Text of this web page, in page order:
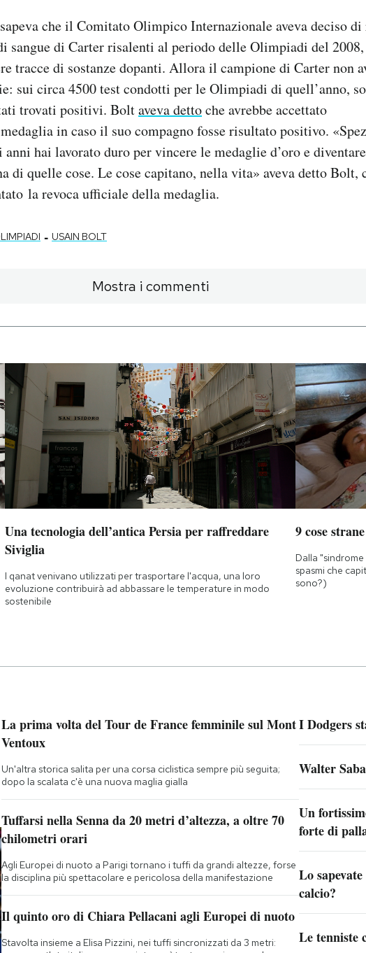
che il Comitato Olimpico Internazionale aveva deciso
sangue di Carter risalenti al periodo delle Olimpiadi del 2008,
tracce di sostanze dopanti. Allora il campione di Carter non
sui circa 4500 test condotti per le Olimpiadi di quell’anno,
trovati positivi. Boltaveva dettoche avrebbe accettato
in caso il suo compagno fosse risultato positivo.
anni hai lavorato duro per vincere le medaglie d’oro e
di quelle cose. Le cose capitano, nella vita» aveva detto Bolt,
la revoca ufficiale della medaglia.
- USAIN BOLT
Mostra i commenti
Una tecnologia dell’antica Persia per raffreddare
Siviglia
I qanat venivano utilizzati per trasportare l'acqua, una loro
evoluzione contribuirà ad abbassare le temperature in modo
sostenibile
9 cose
Dalla
spasmi che
sono?)
La prima volta del Tour de France femminile sul Mont
Ventoux
Un'altra storica salita per una corsa ciclistica sempre più seguita;
dopo la scalata c'è una nuova maglia gialla
Tuffarsi nella Senna da 20 metri d’altezza, a oltre 70
chilometri orari
Agli Europei di nuoto a Parigi tornano i tuffi da grandi altezze, forse
la disciplina più spettacolare e pericolosa della manifestazione
Il quinto oro di Chiara Pellacani agli Europei di nuoto
Stavolta insieme a Elisa Pizzini, nei tuffi sincronizzati da 3 metri:
I Dodgers
Walter
Un
forte di
Lo
calcio?
Le tenniste